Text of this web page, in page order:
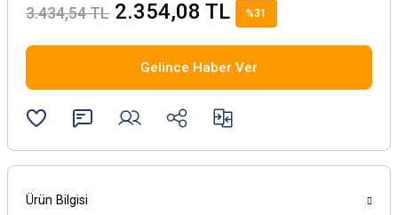
3.434,54 TL 2.354,08 TL %31
Gelince Haber Ver
Ürün Bilgisi